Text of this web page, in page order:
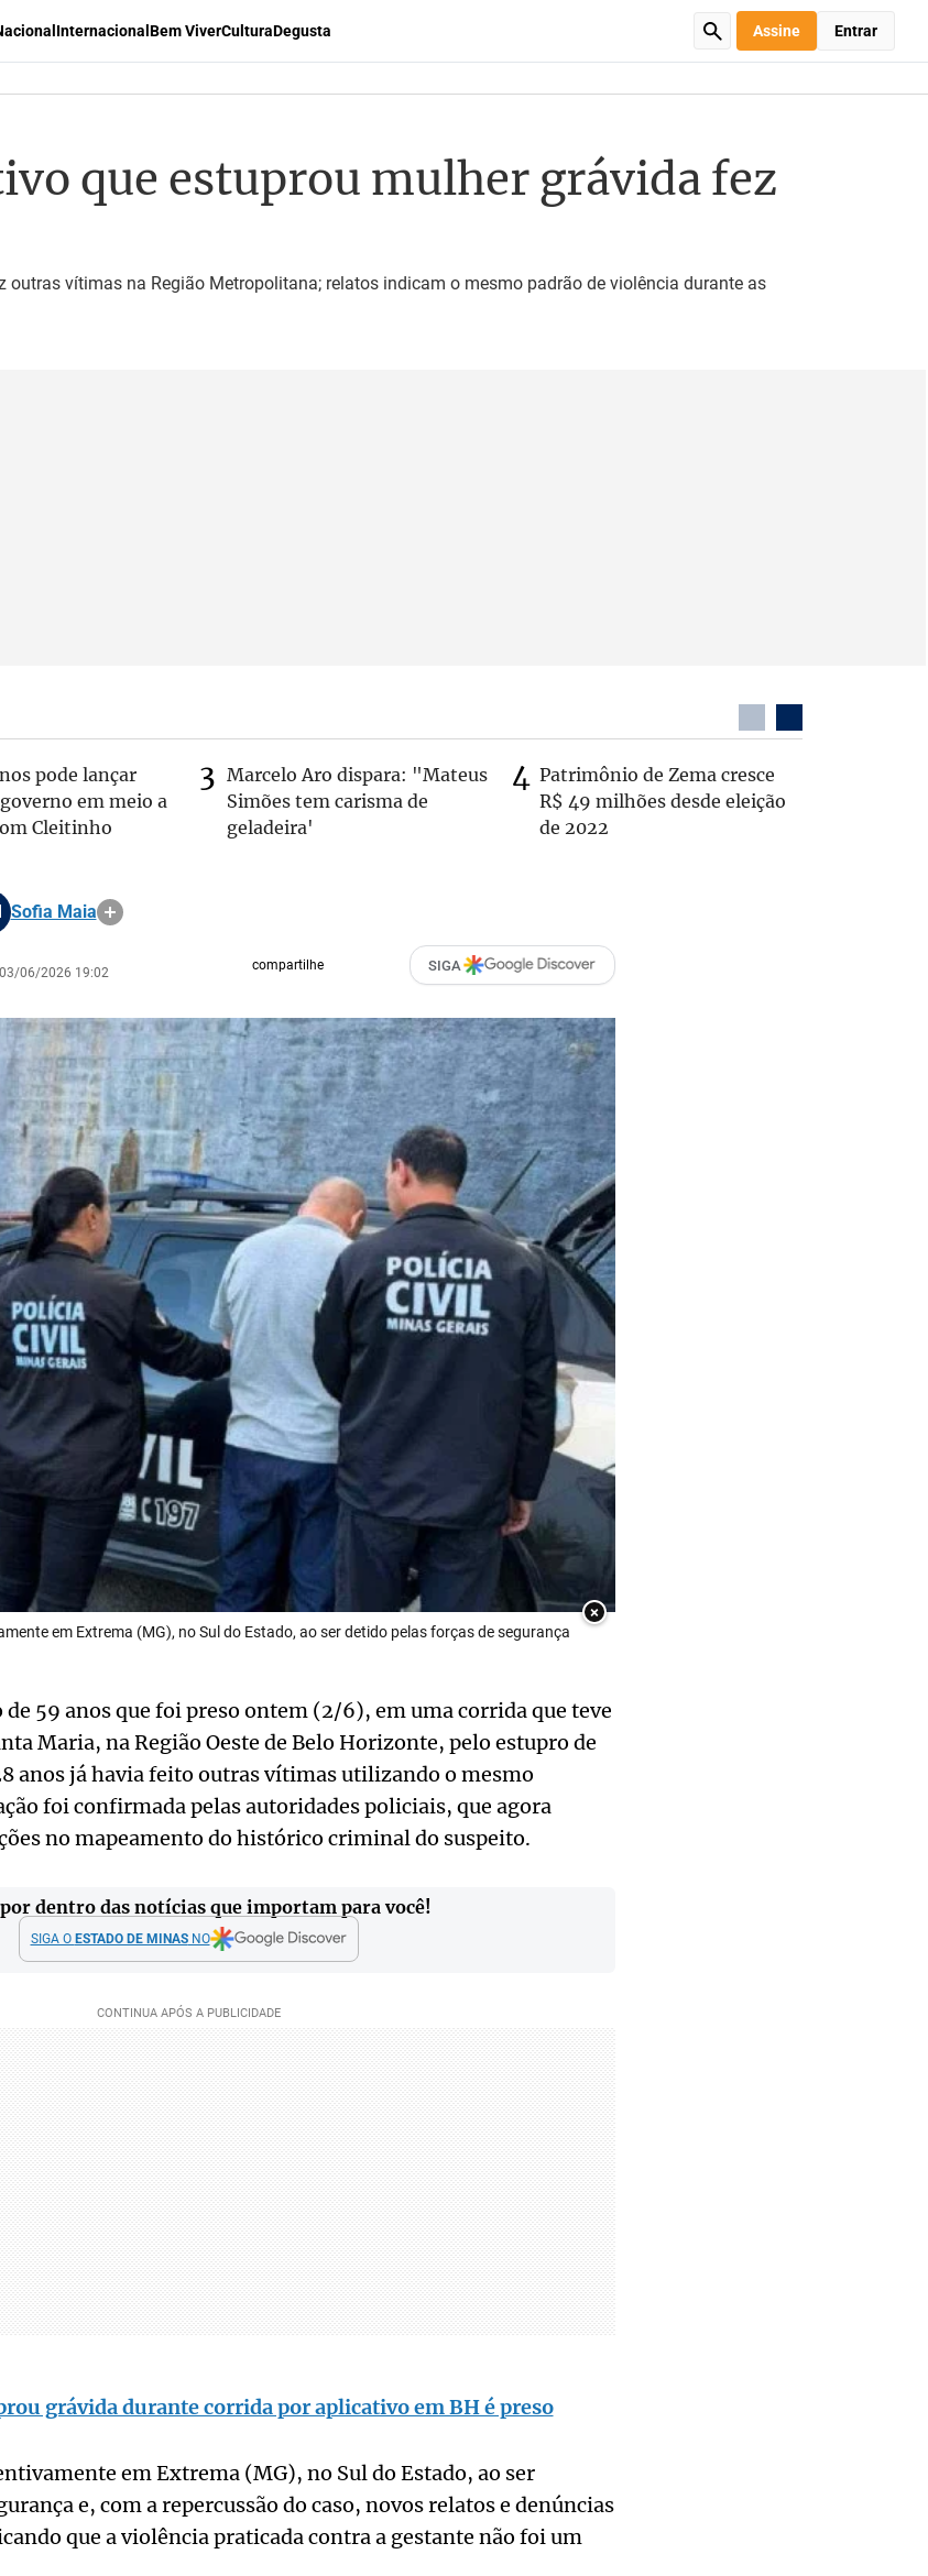
Internacional Bem ViverCulturaDegusta Assine Entrar
que estuprou mulher grávida fez
vítimas na Região Metropolitana; relatos indicam o mesmo padrão de violência durante as
pode lançar
em meio a
Cleitinho
Marcelo Aro dispara: "Mateus
Simões tem carisma de
geladeira'
Patrimônio de Zema cresce
R$ 49 milhões desde eleição
de 2022
Sofia Maia
06/2026 19:02 compartilhe SIGA
×
em Extrema (MG), no Sul do Estado, ao ser detido pelas forças de segurança
59 anos que foi preso ontem (2/6), em uma corrida que teve
Maria, na Região Oeste de Belo Horizonte, pelo estupro de
anos já havia feito outras vítimas utilizando o mesmo
foi confirmada pelas autoridades policiais, que agora
no mapeamento do histórico criminal do suspeito.
dentro das notícias que importam para você!
SIGA O ESTADO DE MINASNO
grávida durante corrida por aplicativo em BH é preso
em Extrema (MG), no Sul do Estado, ao ser
e, com a repercussão do caso, novos relatos e denúncias
que a violência praticada contra a gestante não foi um